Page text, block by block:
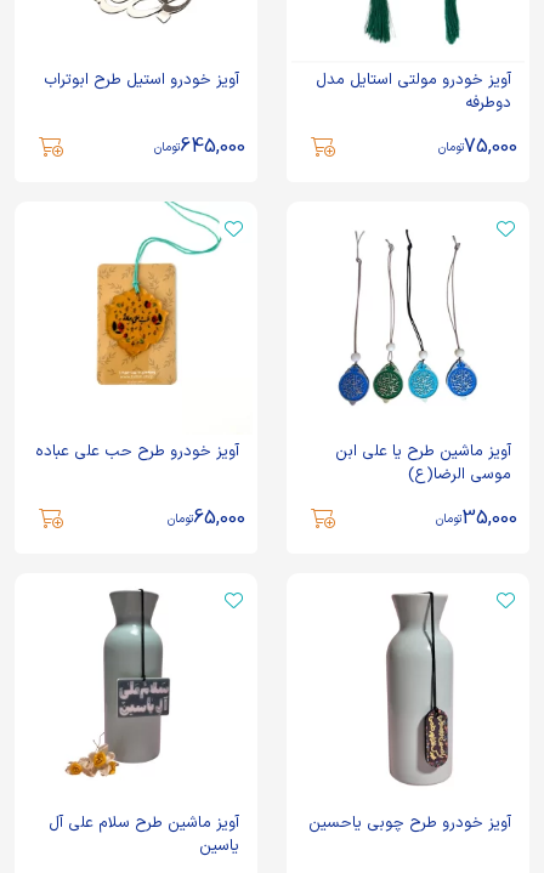
آویز خودرو مولتی استایل مدل
دوطرفه
75,000تومان
آویز خودرو استیل طرح ابوتراب
645,000تومان
آویز ماشین طرح یا علی ابن
موسی الرضا(ع)
35,000تومان
آویز خودرو طرح حب علی عباده
65,000تومان
آویز خودرو طرح چوبی یاحسین
آویز ماشین طرح سلام علی آل
یاسین